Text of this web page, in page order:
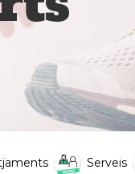
Serveis